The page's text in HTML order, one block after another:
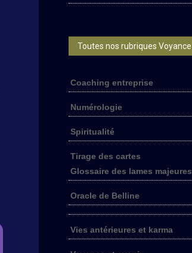
Toutes nos rubriques Voyance
Coaching entreprise
Numérologie
Spiritualité
Tirage des cartes
Glossaire des lames majeures
Oracle de Belline
Vies antérieures et karma